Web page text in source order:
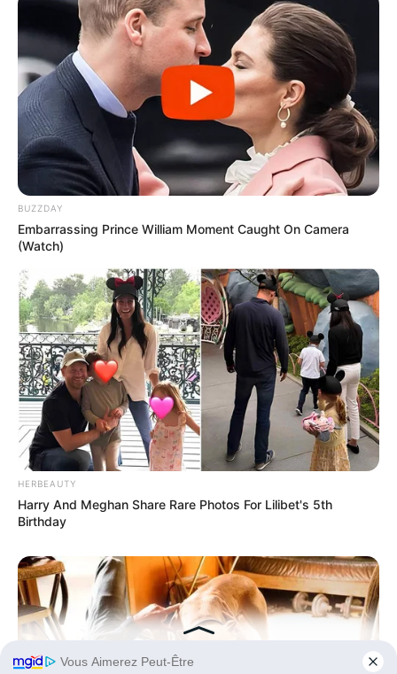
le
BUZZDAY
Embarrassing Prince William Moment Caught On Camera
(Watch)
HERBEAUTY
Harry And Meghan Share Rare Photos For Lilibet's 5th
Birthday